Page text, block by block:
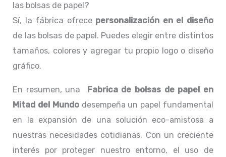
las bolsas de papel?
Sí, la fábrica ofrece personalización en el diseño
de las bolsas de papel. Puedes elegir entre distintos
tamaños, colores y agregar tu propio logo o diseño
gráfico.
En resumen, una
Fabrica de bolsas de papel en
Mitad del Mundo desempeña un papel fundamental
en la expansión de una solución eco-amistosa a
nuestras necesidades cotidianas. Con un creciente
interés por proteger nuestro entorno, el uso de